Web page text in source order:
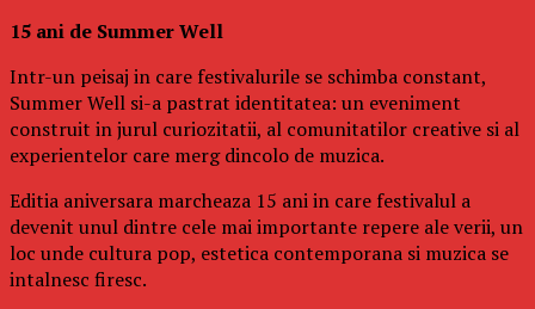
15 ani de Summer Well
Intr-un peisaj in care festivalurile se schimba constant,
Summer Well si-a pastrat identitatea: un eveniment
construit in jurul curiozitatii, al comunitatilor creative si al
experientelor care merg dincolo de muzica.
Editia aniversara marcheaza 15 ani in care festivalul a
devenit unul dintre cele mai importante repere ale verii, un
loc unde cultura pop, estetica contemporana si muzica se
intalnesc firesc.